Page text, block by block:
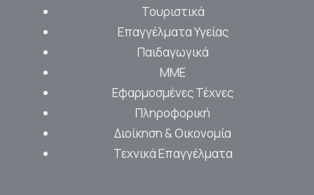
Τουριστικά
Επαγγέλματα Υγείας
Παιδαγωγικά
ΜΜΕ
Εφαρμοσμένες Τέχνες
Πληροφορική
Διοίκηση & Οικονομία
Τεχνικά Επαγγέλματα